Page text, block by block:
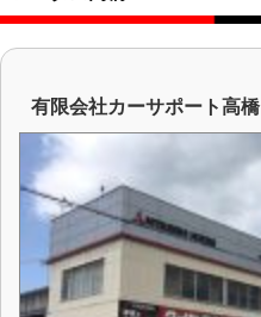
有限会社カーサポート高橋